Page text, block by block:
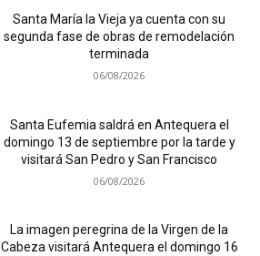
Santa María la Vieja ya cuenta con su
segunda fase de obras de remodelación
terminada
06/08/2026
Santa Eufemia saldrá en Antequera el
domingo 13 de septiembre por la tarde y
visitará San Pedro y San Francisco
06/08/2026
La imagen peregrina de la Virgen de la
Cabeza visitará Antequera el domingo 16